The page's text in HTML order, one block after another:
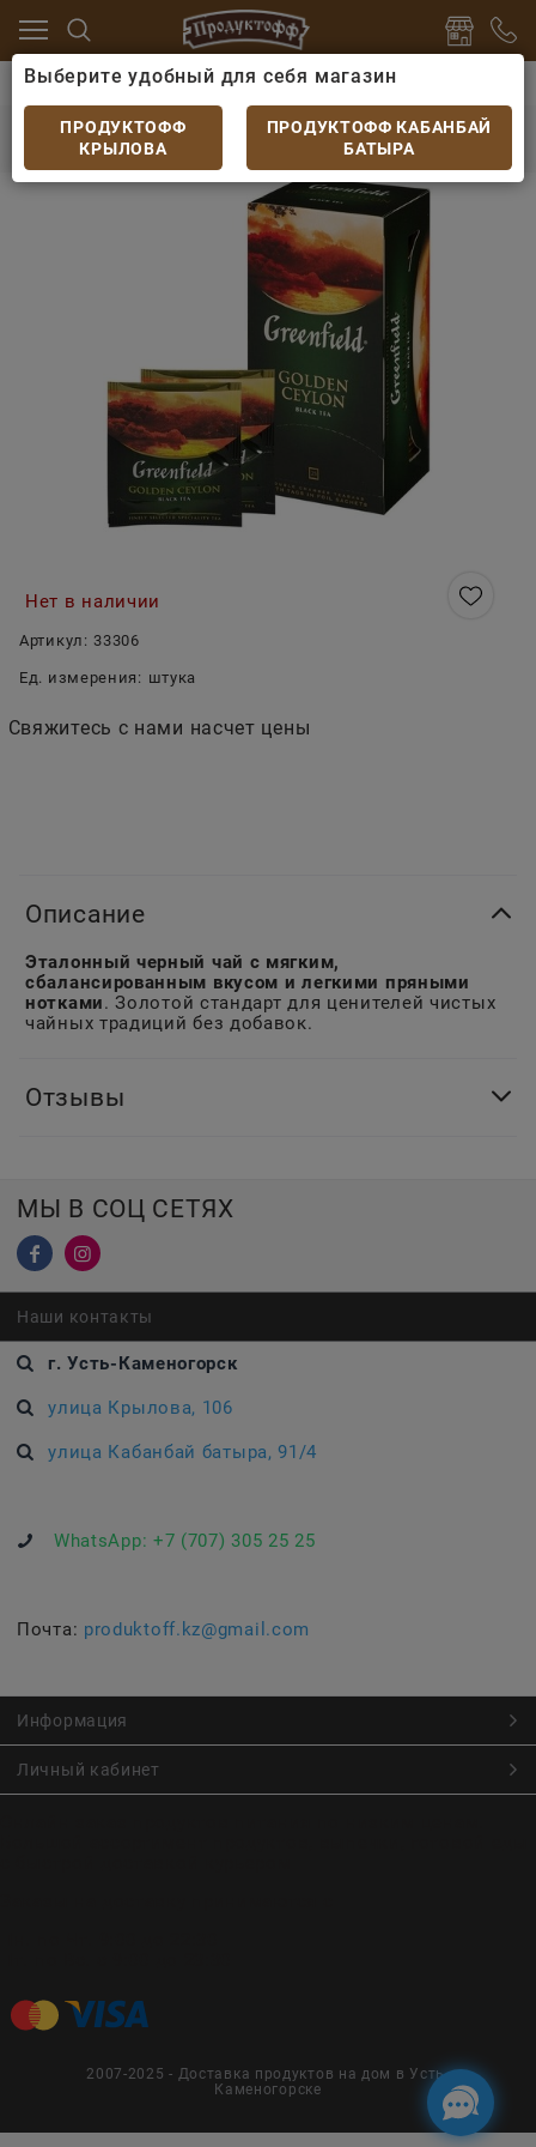
Чай
Чай черный Гринфилд Golden Ceylon 25
Чай черный Гринфилд Golden Ceylon 25
Нет в наличии
Артикул: 33306
Ед. измерения: штука
Свяжитесь с нами насчет цены
Описание
Эталонный черный чай с мягким,
сбалансированным вкусом и легкими пряными
нотками. Золотой стандарт для ценителей чистых
чайных традиций без добавок.
Отзывы
МЫ В СОЦ СЕТЯХ
Наши контакты
г. Усть-Каменогорск
улица Крылова, 106
улица Кабанбай батыра, 91/4
WhatsApp: +7 (707) 305 25 25
Почта: produktoff.kz@gmail.com
Информация
Личный кабинет
2007-2025 - Доставка продуктов на дом в Усть-
Каменогорске
Выберите удобный для себя магазин
ПРОДУКТОФФ
КРЫЛОВА
ПРОДУКТОФФ КАБАНБАЙ
БАТЫРА